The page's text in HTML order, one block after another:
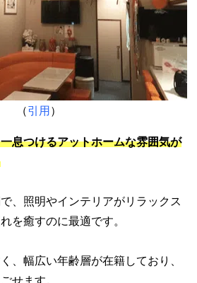
（引用 ）
息つけるアットホームな雰囲気が
、照明やインテリアがリラックス
を癒すのに最適です。
、幅広い年齢層が在籍しており、
せます。